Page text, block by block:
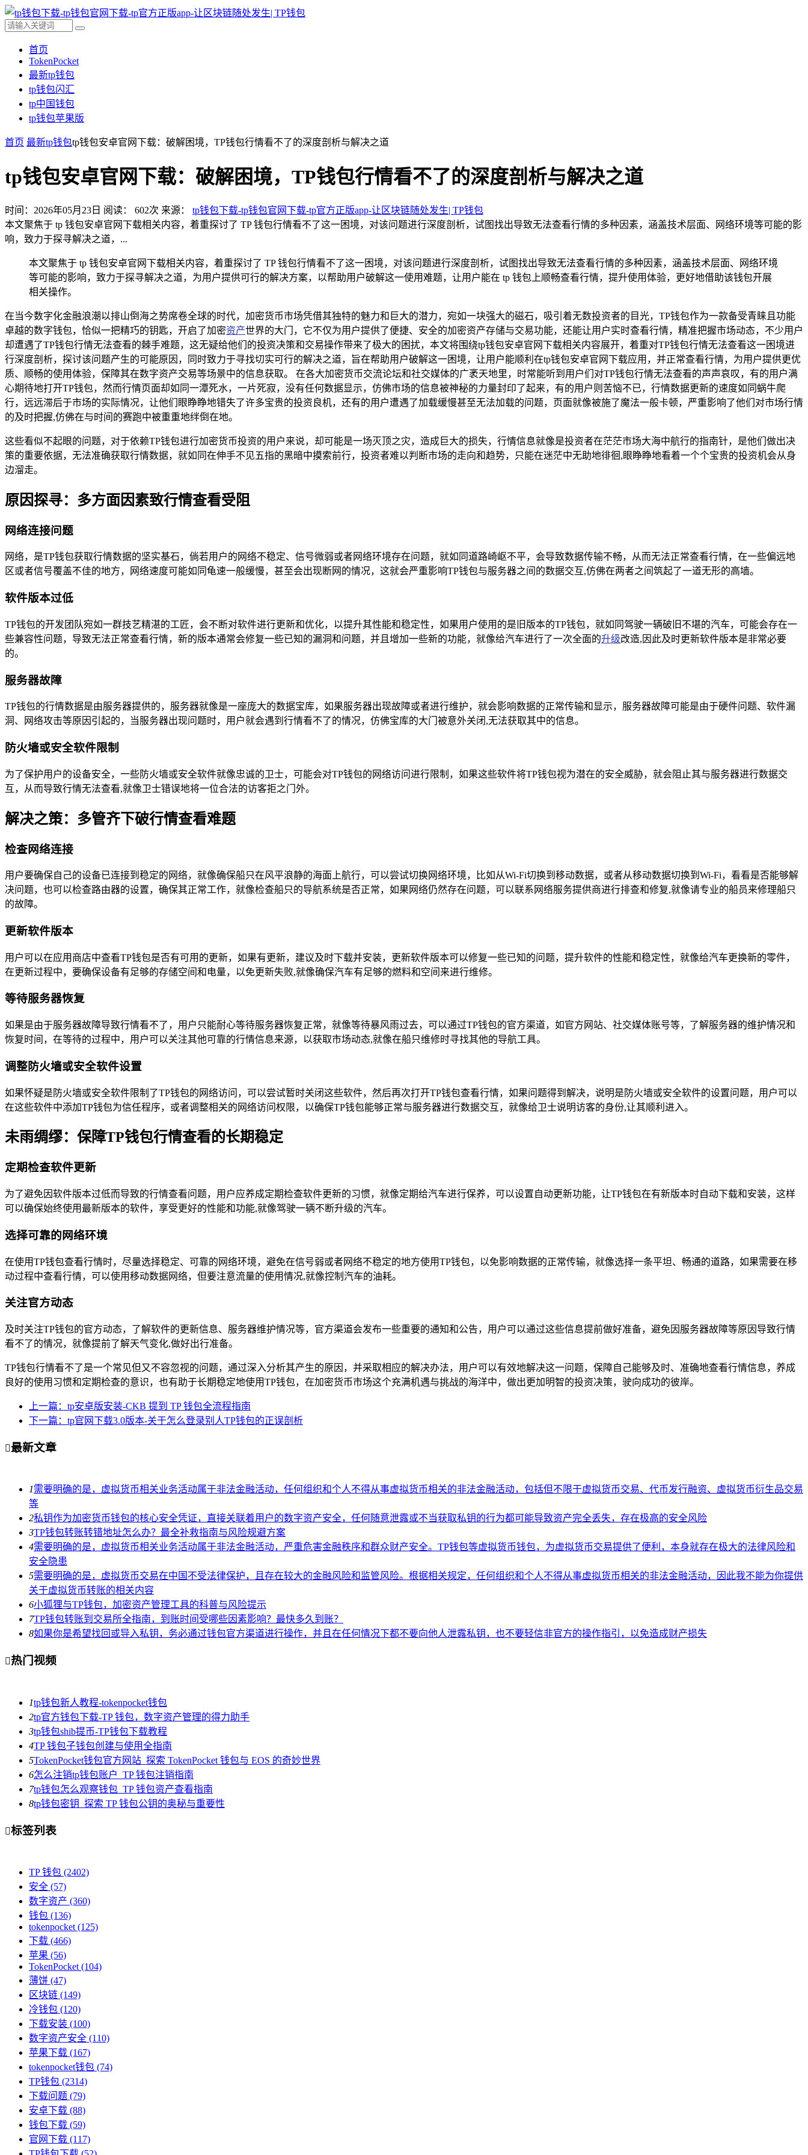
首页
TokenPocket
最新tp钱包
tp钱包闪汇
tp中国钱包
tp钱包苹果版
首页 最新tp钱包tp钱包安卓官网下载：破解困境，TP钱包行情看不了的深度剖析与解决之道
tp钱包安卓官网下载：破解困境，TP钱包行情看不了的深度剖析与解决之道
时间：2026年05月23日 阅读： 602次 来源： tp钱包下载-tp钱包官网下载-tp官方正版app-让区块链随处发生| TP钱包
本文聚焦于 tp 钱包安卓官网下载相关内容，着重探讨了 TP 钱包行情看不了这一困境，对该问题进行深度剖析，试图找出导致无法查看行情的多种因素，涵盖技术层面、网络环境等可能的影
响，致力于探寻解决之道，...
本文聚焦于 tp 钱包安卓官网下载相关内容，着重探讨了 TP 钱包行情看不了这一困境，对该问题进行深度剖析，试图找出导致无法查看行情的多种因素，涵盖技术层面、网络环境
等可能的影响，致力于探寻解决之道，为用户提供可行的解决方案，以帮助用户破解这一使用难题，让用户能在 tp 钱包上顺畅查看行情，提升使用体验，更好地借助该钱包开展
相关操作。
在当今数字化金融浪潮以排山倒海之势席卷全球的时代，加密货币市场凭借其独特的魅力和巨大的潜力，宛如一块强大的磁石，吸引着无数投资者的目光，TP钱包作为一款备受青睐且功能
卓越的数字钱包，恰似一把精巧的钥匙，开启了加密资产世界的大门，它不仅为用户提供了便捷、安全的加密资产存储与交易功能，还能让用户实时查看行情，精准把握市场动态，不少用户
却遭遇了TP钱包行情无法查看的棘手难题，这无疑给他们的投资决策和交易操作带来了极大的困扰，本文将围绕tp钱包安卓官网下载相关内容展开，着重对TP钱包行情无法查看这一困境进
行深度剖析，探讨该问题产生的可能原因，同时致力于寻找切实可行的解决之道，旨在帮助用户破解这一困境，让用户能顺利在tp钱包安卓官网下载应用，并正常查看行情，为用户提供更优
质、顺畅的使用体验，保障其在数字资产交易等场景中的信息获取。 在各大加密货币交流论坛和社交媒体的广袤天地里，时常能听到用户们对TP钱包行情无法查看的声声哀叹，有的用户满
心期待地打开TP钱包，然而行情页面却如同一潭死水，一片死寂，没有任何数据显示，仿佛市场的信息被神秘的力量封印了起来，有的用户则苦恼不已，行情数据更新的速度如同蜗牛爬
行，远远滞后于市场的实际情况，让他们眼睁睁地错失了许多宝贵的投资良机，还有的用户遭遇了加载缓慢甚至无法加载的问题，页面就像被施了魔法一般卡顿，严重影响了他们对市场行情
的及时把握,仿佛在与时间的赛跑中被重重地绊倒在地。
这些看似不起眼的问题，对于依赖TP钱包进行加密货币投资的用户来说，却可能是一场灭顶之灾，造成巨大的损失，行情信息就像是投资者在茫茫市场大海中航行的指南针，是他们做出决
策的重要依据，无法准确获取行情数据，就如同在伸手不见五指的黑暗中摸索前行，投资者难以判断市场的走向和趋势，只能在迷茫中无助地徘徊,眼睁睁地看着一个个宝贵的投资机会从身
边溜走。
原因探寻：多方面因素致行情查看受阻
网络连接问题
网络，是TP钱包获取行情数据的坚实基石，倘若用户的网络不稳定、信号微弱或者网络环境存在问题，就如同道路崎岖不平，会导致数据传输不畅，从而无法正常查看行情，在一些偏远地
区或者信号覆盖不佳的地方，网络速度可能如同龟速一般缓慢，甚至会出现断网的情况，这就会严重影响TP钱包与服务器之间的数据交互,仿佛在两者之间筑起了一道无形的高墙。
软件版本过低
TP钱包的开发团队宛如一群技艺精湛的工匠，会不断对软件进行更新和优化，以提升其性能和稳定性，如果用户使用的是旧版本的TP钱包，就如同驾驶一辆破旧不堪的汽车，可能会存在一
些兼容性问题，导致无法正常查看行情，新的版本通常会修复一些已知的漏洞和问题，并且增加一些新的功能，就像给汽车进行了一次全面的升级改造,因此及时更新软件版本是非常必要
的。
服务器故障
TP钱包的行情数据是由服务器提供的，服务器就像是一座庞大的数据宝库，如果服务器出现故障或者进行维护，就会影响数据的正常传输和显示，服务器故障可能是由于硬件问题、软件漏
洞、网络攻击等原因引起的，当服务器出现问题时，用户就会遇到行情看不了的情况，仿佛宝库的大门被意外关闭,无法获取其中的信息。
防火墙或安全软件限制
为了保护用户的设备安全，一些防火墙或安全软件就像忠诚的卫士，可能会对TP钱包的网络访问进行限制，如果这些软件将TP钱包视为潜在的安全威胁，就会阻止其与服务器进行数据交
互，从而导致行情无法查看,就像卫士错误地将一位合法的访客拒之门外。
解决之策：多管齐下破行情查看难题
检查网络连接
用户要确保自己的设备已连接到稳定的网络，就像确保船只在风平浪静的海面上航行，可以尝试切换网络环境，比如从Wi-Fi切换到移动数据，或者从移动数据切换到Wi-Fi，看看是否能够解
决问题，也可以检查路由器的设置，确保其正常工作，就像检查船只的导航系统是否正常，如果网络仍然存在问题，可以联系网络服务提供商进行排查和修复,就像请专业的船员来修理船只
的故障。
更新软件版本
用户可以在应用商店中查看TP钱包是否有可用的更新，如果有更新，建议及时下载并安装，更新软件版本可以修复一些已知的问题，提升软件的性能和稳定性，就像给汽车更换新的零件，
在更新过程中，要确保设备有足够的存储空间和电量，以免更新失败,就像确保汽车有足够的燃料和空间来进行维修。
等待服务器恢复
如果是由于服务器故障导致行情看不了，用户只能耐心等待服务器恢复正常，就像等待暴风雨过去，可以通过TP钱包的官方渠道，如官方网站、社交媒体账号等，了解服务器的维护情况和
恢复时间，在等待的过程中，用户可以关注其他可靠的行情信息来源，以获取市场动态,就像在船只维修时寻找其他的导航工具。
调整防火墙或安全软件设置
如果怀疑是防火墙或安全软件限制了TP钱包的网络访问，可以尝试暂时关闭这些软件，然后再次打开TP钱包查看行情，如果问题得到解决，说明是防火墙或安全软件的设置问题，用户可以
在这些软件中添加TP钱包为信任程序，或者调整相关的网络访问权限，以确保TP钱包能够正常与服务器进行数据交互，就像给卫士说明访客的身份,让其顺利进入。
未雨绸缪：保障TP钱包行情查看的长期稳定
定期检查软件更新
为了避免因软件版本过低而导致的行情查看问题，用户应养成定期检查软件更新的习惯，就像定期给汽车进行保养，可以设置自动更新功能，让TP钱包在有新版本时自动下载和安装，这样
可以确保始终使用最新版本的软件，享受更好的性能和功能,就像驾驶一辆不断升级的汽车。
选择可靠的网络环境
在使用TP钱包查看行情时，尽量选择稳定、可靠的网络环境，避免在信号弱或者网络不稳定的地方使用TP钱包，以免影响数据的正常传输，就像选择一条平坦、畅通的道路，如果需要在移
动过程中查看行情，可以使用移动数据网络，但要注意流量的使用情况,就像控制汽车的油耗。
关注官方动态
及时关注TP钱包的官方动态，了解软件的更新信息、服务器维护情况等，官方渠道会发布一些重要的通知和公告，用户可以通过这些信息提前做好准备，避免因服务器故障等原因导致行情
看不了的情况，就像提前了解天气变化,做好出行准备。
TP钱包行情看不了是一个常见但又不容忽视的问题，通过深入分析其产生的原因，并采取相应的解决办法，用户可以有效地解决这一问题，保障自己能够及时、准确地查看行情信息，养成
良好的使用习惯和定期检查的意识，也有助于长期稳定地使用TP钱包，在加密货币市场这个充满机遇与挑战的海洋中，做出更加明智的投资决策，驶向成功的彼岸。
上一篇：tp安卓版安装-CKB 提到 TP 钱包全流程指南
下一篇：tp官网下载3.0版本-关于怎么登录别人TP钱包的正误剖析
最新文章
1需要明确的是，虚拟货币相关业务活动属于非法金融活动，任何组织和个人不得从事虚拟货币相关的非法金融活动，包括但不限于虚拟货币交易、代币发行融资、虚拟货币衍生品交易
等
2私钥作为加密货币钱包的核心安全凭证，直接关联着用户的数字资产安全，任何随意泄露或不当获取私钥的行为都可能导致资产完全丢失，存在极高的安全风险
3TP钱包转账转错地址怎么办？最全补救指南与风险规避方案
4需要明确的是，虚拟货币相关业务活动属于非法金融活动，严重危害金融秩序和群众财产安全。TP钱包等虚拟货币钱包，为虚拟货币交易提供了便利，本身就存在极大的法律风险和
安全隐患
5需要明确的是，虚拟货币交易在中国不受法律保护，且存在较大的金融风险和监管风险。根据相关规定，任何组织和个人不得从事虚拟货币相关的非法金融活动，因此我不能为你提供
关于虚拟货币转账的相关内容
6小狐狸与TP钱包，加密资产管理工具的科普与风险提示
7TP钱包转账到交易所全指南，到账时间受哪些因素影响？最快多久到账？
8如果你是希望找回或导入私钥，务必通过钱包官方渠道进行操作，并且在任何情况下都不要向他人泄露私钥，也不要轻信非官方的操作指引，以免造成财产损失
热门视频
1tp钱包新人教程-tokenpocket钱包
2tp官方钱包下载-TP 钱包，数字资产管理的得力助手
3tp钱包shib提币-TP钱包下载教程
4TP 钱包子钱包创建与使用全指南
5TokenPocket钱包官方网站_探索 TokenPocket 钱包与 EOS 的奇妙世界
6怎么注销tp钱包账户_TP 钱包注销指南
7tp钱包怎么观察钱包_TP 钱包资产查看指南
8tp钱包密钥_探索 TP 钱包公钥的奥秘与重要性
标签列表
TP 钱包 (2402)
安全 (57)
数字资产 (360)
钱包 (136)
tokenpocket (125)
下载 (466)
苹果 (56)
TokenPocket (104)
薄饼 (47)
区块链 (149)
冷钱包 (120)
下载安装 (100)
数字资产安全 (110)
苹果下载 (167)
tokenpocket钱包 (74)
TP钱包 (2314)
下载问题 (79)
安卓下载 (88)
钱包下载 (59)
官网下载 (117)